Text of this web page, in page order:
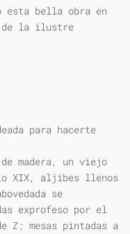
esta bella obra en
de la ilustre
para hacerte
de madera, un viejo
XIX, aljibes llenos
se
exprofeso por el
Z; mesas pintadas a